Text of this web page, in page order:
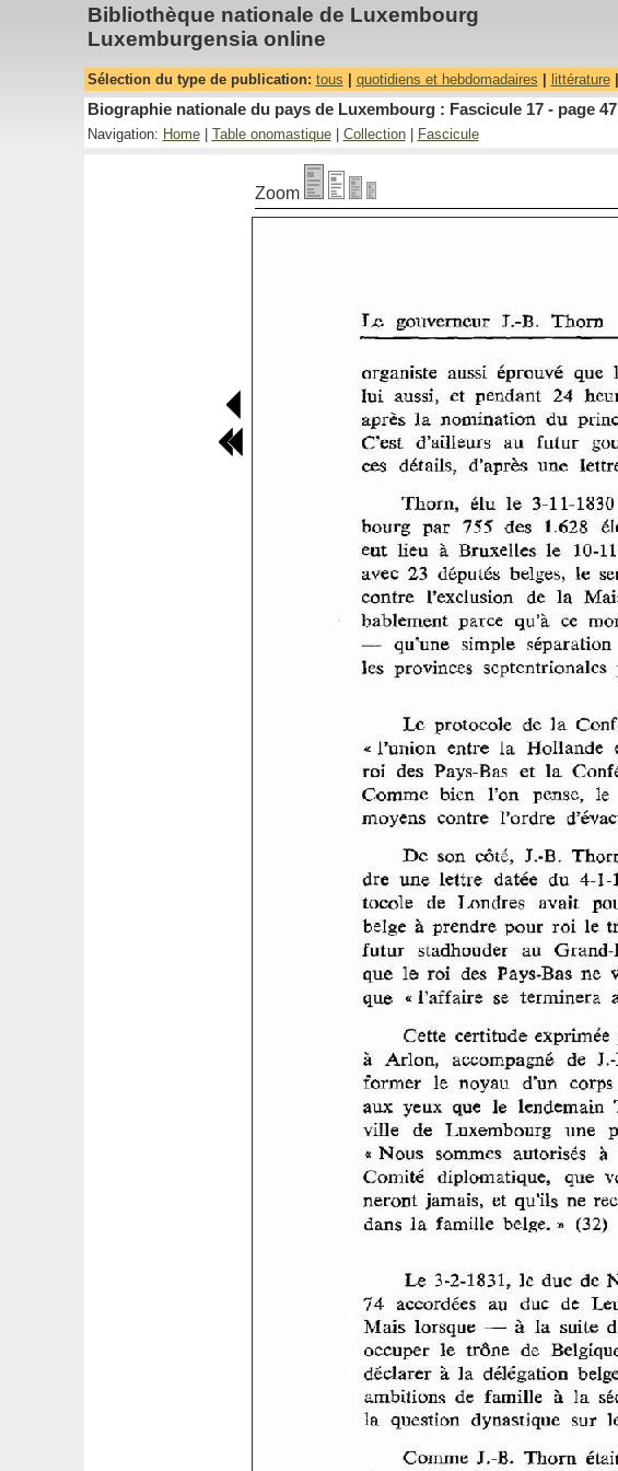
Bibliothèque nationale de Luxembourg
Luxemburgensia online
Sélection du type de publication: tous quotidiens et hebdomadaires littérature|
Biographie nationale du pays de Luxembourg : Fascicule 17 - page 47
Navigation: Home| Table onomastique| Collection| Fascicule
Zoom